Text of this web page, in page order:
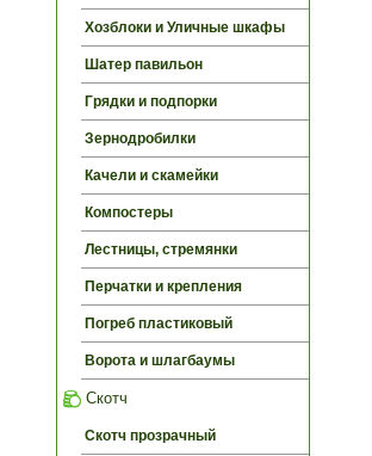
Хозблоки и Уличные шкафы
Шатер павильон
Грядки и подпорки
Зернодробилки
Качели и скамейки
Компостеры
Лестницы, стремянки
Перчатки и крепления
Погреб пластиковый
Ворота и шлагбаумы
Скотч
Скотч прозрачный